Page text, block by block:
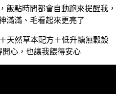
飯點時間都會自動跑來提醒我，
滿滿、毛看起來更亮了
天然草本配方＋低升糖無穀設
心，也讓我餵得安心